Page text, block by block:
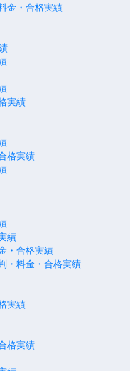
金・合格実績
実績
格実績
績
・合格実績
・料金・合格実績
実績
格実績